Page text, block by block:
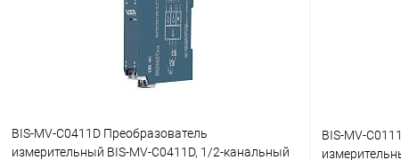
BIS-MV-C0411D Преобразователь
измерительный BIS-MV-C0411D, 1/2-канальный
BIS-MV-